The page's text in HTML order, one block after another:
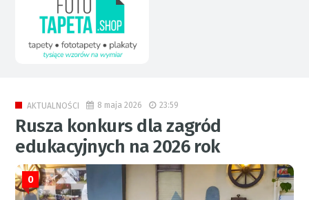
AKTUALNOŚCI 8 maja 2026 23:59
Rusza konkurs dla zagród
edukacyjnych na 2026 rok
0